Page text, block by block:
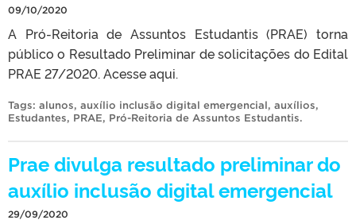
09/10/2020
A Pró-Reitoria de Assuntos Estudantis (PRAE) torna
público o Resultado Preliminar de solicitações do Edital
PRAE 27/2020. Acesse aqui.
Tags: alunos, auxílio inclusão digital emergencial, auxílios,
Estudantes, PRAE, Pró-Reitoria de Assuntos Estudantis.
Prae divulga resultado preliminar do
auxílio inclusão digital emergencial
29/09/2020